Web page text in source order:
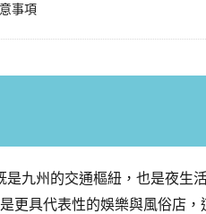
事項
是九州的交通樞紐，也是夜生
更具代表性的娛樂與風俗店